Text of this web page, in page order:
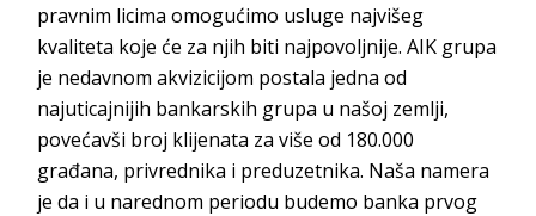
pravnim licima omogućimo usluge najvišeg
kvaliteta koje će za njih biti najpovoljnije. AIK grupa
je nedavnom akvizicijom postala jedna od
najuticajnijih bankarskih grupa u našoj zemlji,
povećavši broj klijenata za više od 180.000
građana, privrednika i preduzetnika. Naša namera
je da i u narednom periodu budemo banka prvog